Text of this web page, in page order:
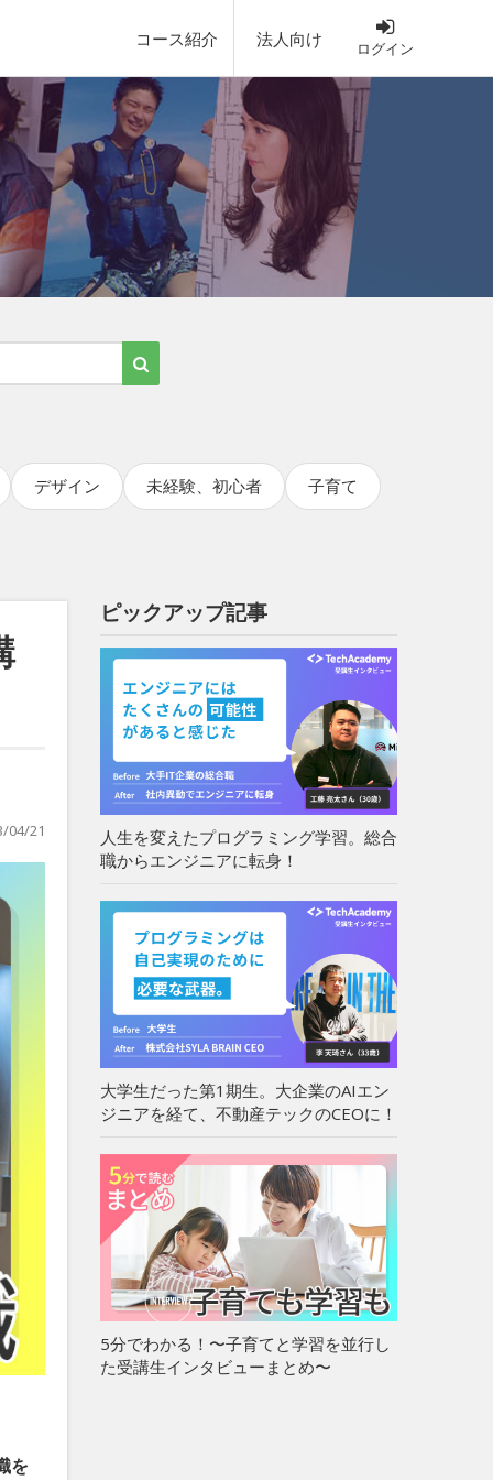
コース紹介 法人向け ログイン
デザイン 未経験、初心者 子育て
04/21
を
ピックアップ記事
人生を変えたプログラミング学習。総合
職からエンジニアに転身！
大学生だった第1期生。大企業のAIエン
ジニアを経て、不動産テックのCEOに！
5分でわかる！〜子育てと学習を並行し
た受講生インタビューまとめ〜